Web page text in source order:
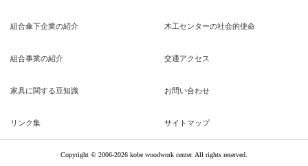
組合傘下企業の紹介 木工センターの社会的使命
組合事業の紹介 交通アクセス
家具に関する豆知識 お問い合わせ
リンク集 サイトマップ
Copyright © 2006-2026 kobe woodwork center. All rights reserved.